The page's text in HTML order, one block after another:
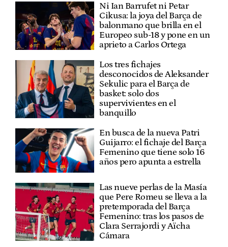
Ni Ian Barrufet ni Petar
Cikusa: la joya del Barça de
balonmano que brilla en el
Europeo sub-18 y pone en un
aprieto a Carlos Ortega
Los tres fichajes
desconocidos de Aleksander
Sekulic para el Barça de
basket: solo dos
supervivientes en el
banquillo
En busca de la nueva Patri
Guijarro: el fichaje del Barça
Femenino que tiene solo 16
años pero apunta a estrella
Las nueve perlas de la Masía
que Pere Romeu se lleva a la
pretemporada del Barça
Femenino: tras los pasos de
Clara Serrajordi y Aïcha
Cámara